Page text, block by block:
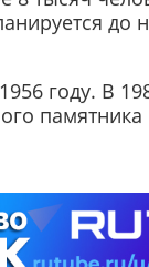
до
году. В